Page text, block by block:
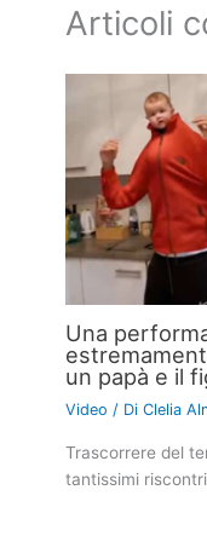
Articoli
Una
un papà e il
Video / DiClelia
Trascorrere del
tantissimi